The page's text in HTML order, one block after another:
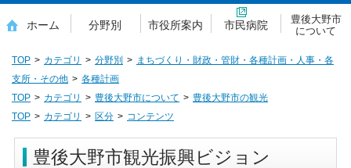
ホーム 分野別 市役所案内 市民病院
豊後大野市
について
TOP カテゴリ 分野別
まちづくり・財政・管財・各種計画・人事・各
支所・その他
各種計画
TOP
カテゴリ 豊後大野市について
豊後大野市の観光
TOP
カテゴリ 区分 コンテンツ
豊後大野市観光振興ビジョン